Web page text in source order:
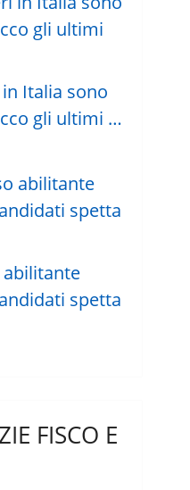
Italia sono
gli ultimi …
spetta
FISCO E